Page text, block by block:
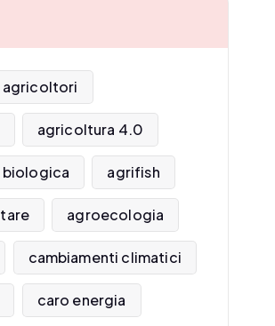
agricoltori
agricoltura 4.0
agrifish
agroecologia
cambiamenti climatici
caro energia